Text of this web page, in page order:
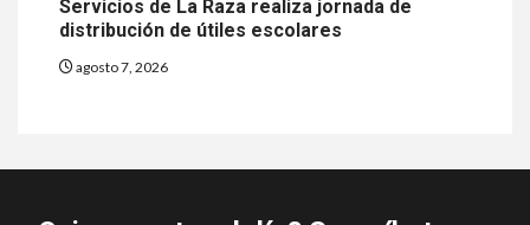
Servicios de La Raza realiza jornada de
distribución de útiles escolares
agosto 7, 2026